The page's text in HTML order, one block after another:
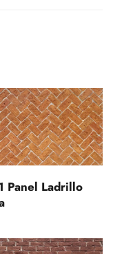
Panel Ladrillo